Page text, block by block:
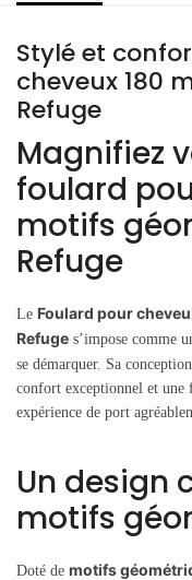
Stylé et
cheveux 180
Refuge
Magnifiez
foulard
motifs
Refuge
Le Foulard pour
Refuge s’impose comme
se démarquer. Sa
confort exceptionnel et
expérience de port
Un design
motifs
Doté de motifs